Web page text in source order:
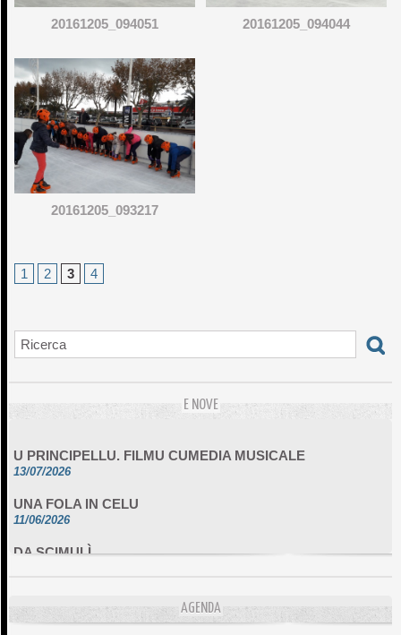
20161205_094051 20161205_094044
20161205_093217
1 2 3 4
E NOVE
13/07/2026
11/06/2026
10/06/2026
AGENDA